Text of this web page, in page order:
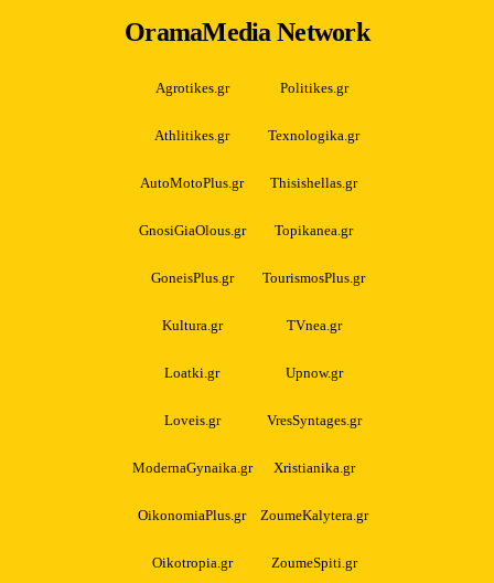
OramaMedia Network
Agrotikes.gr Politikes.gr
Athlitikes.gr Texnologika.gr
AutoMotoPlus.gr Thisishellas.gr
GnosiGiaOlous.gr Topikanea.gr
GoneisPlus.gr TourismosPlus.gr
Kultura.gr TVnea.gr
Loatki.gr Upnow.gr
Loveis.gr VresSyntages.gr
ModernaGynaika.gr Xristianika.gr
OikonomiaPlus.gr ZoumeKalytera.gr
Oikotropia.gr ZoumeSpiti.gr